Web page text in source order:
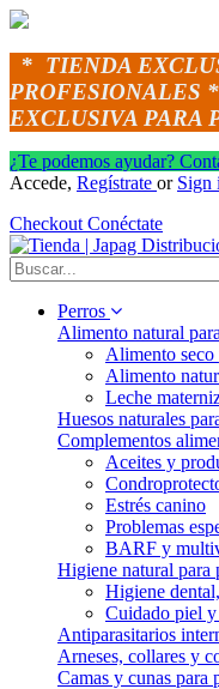
* TIENDA
PROFESIONALES *
EXCLUSIVA PARA
¿Te podemos ayudar?
Accede, Regístrate or Sign
Checkout Conéctate
Perros
Alimento natural
Alimento seco
Alimento
Leche
Huesos naturales
Complementos
Aceites y
Estrés canino
Problemas
BARF y
Higiene natural para
Higiene
Cuidado piel y
Antiparasitarios
Arneses, collares y
Camas y cunas para